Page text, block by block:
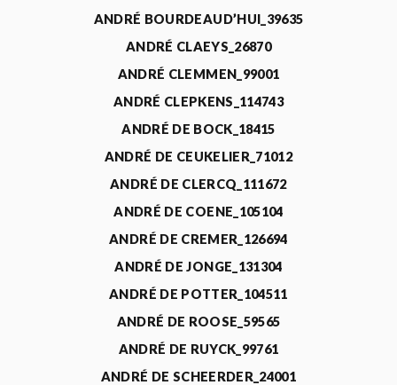
ANDRÉ BOURDEAUD’HUI_39635
ANDRÉ CLAEYS_26870
ANDRÉ CLEMMEN_99001
ANDRÉ CLEPKENS_114743
ANDRÉ DE BOCK_18415
ANDRÉ DE CEUKELIER_71012
ANDRÉ DE CLERCQ_111672
ANDRÉ DE COENE_105104
ANDRÉ DE CREMER_126694
ANDRÉ DE JONGE_131304
ANDRÉ DE POTTER_104511
ANDRÉ DE ROOSE_59565
ANDRÉ DE RUYCK_99761
ANDRÉ DE SCHEERDER_24001